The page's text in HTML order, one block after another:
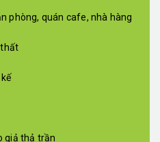
phòng, quán cafe, nhà hàng
giả thả trần